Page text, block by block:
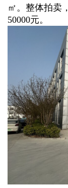
㎡。整体拍卖
50000元。